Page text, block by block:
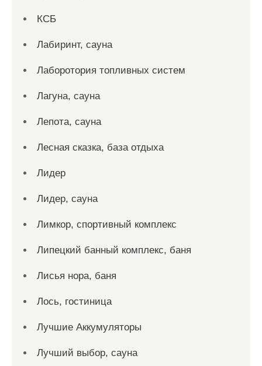
КСБ
Лабиринт, сауна
Лаборотория топливных систем
Лагуна, сауна
Лепота, сауна
Лесная сказка, база отдыха
Лидер
Лидер, сауна
Лимкор, спортивный комплекс
Липецкий банный комплекс, баня
Лисья нора, баня
Лось, гостиница
Лучшие Аккумуляторы
Лучший выбор, сауна